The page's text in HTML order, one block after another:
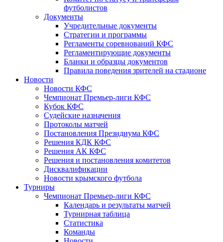
футболистов
Документы
Учредительные документы
Стратегии и программы
Регламенты соревнований КФС
Регламентирующие документы
Бланки и образцы документов
Правила поведения зрителей на стадионе
Новости
Новости КФС
Чемпионат Премьер-лиги КФС
Кубок КФС
Судейские назначения
Протоколы матчей
Постановления Президиума КФС
Решения КДК КФС
Решения АК КФС
Решения и постановления комитетов
Дисквалификации
Новости крымского футбола
Турниры
Чемпионат Премьер-лиги КФС
Календарь и результаты матчей
Турнирная таблица
Статистика
Команды